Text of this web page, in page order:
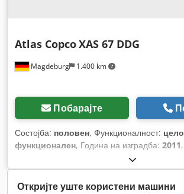
Magdeburg 1.400 km
Atlas CopcoXAS 67 DDG
Побарајте
Состојба: половен, Функционалност:
функционален, Година на изградба: 2011
Откријте уште користени машини